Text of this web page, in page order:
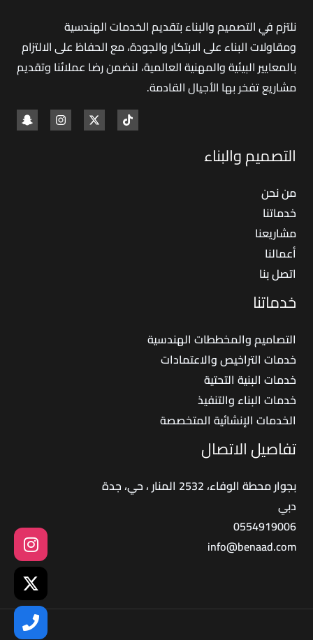
نلتزم في التصميم والبناء بتقديم الخدمات الهندسية
ومقاولات البناء على الابتكار والجودة، مع الحفاظ على الالتزام
بالمعايير البيئية والمهنية العالمية، لنضمن رضا عملائنا وتقديم
مشاريع تفخر بها الأجيال القادمة.
التصميم والبناء
من نحن
خدماتنا
مشاريعنا
أعمالنا
اتصل بنا
خدماتنا
التصاميم والمخططات الهندسية
خدمات التراخيص والاعتمادات
خدمات البنية التحتية
خدمات البناء والتنفيذ
الخدمات الإنشائية المتخصصة
تفاصيل الاتصال
بجوار محطة الوفاء، 2532 المنار ، حي، جدة
دبي
0554919006
info@benaad.com